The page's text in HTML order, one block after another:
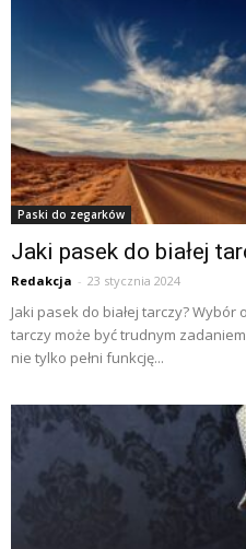
Paski do zegarków
Jaki pasek do białej
Redakcja - 23 stycznia 2024
Jaki pasek do białej tarczy?
tarczy może być trudnym
nie tylko pełni funkcję...